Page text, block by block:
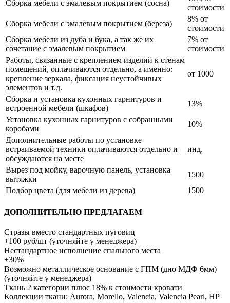
Сборка мебели с эмалевым покрытием (сосна)
стоимости
Сборка мебели с эмалевым покрытием (береза)
8% от
стоимости
Сборка мебели из дуба и бука, а так же их
сочетание с эмалевым покрытием
7% от
стоимости
Работы, связанные с креплением изделий к стенам
помещений, оплачиваются отдельно, а именно:
крепление зеркала, фиксация неустойчивых
элементов и т.д.
от 1000
Сборка и установка кухонных гарнитуров и
встроенной мебели (шкафов)
13%
Установка кухонных гарнитуров с собранными
коробами
10%
Дополнительные работы по установке
встраиваемой техники оплачиваются отдельно и
обсуждаются на месте
инд.
Вырез под мойку, варочную панель, установка
вытяжки
1500
Подбор цвета (для мебели из дерева)
1500
ДОПОЛНИТЕЛЬНО ПРЕДЛАГАЕМ
Стразы вместо стандартных пуговиц
+100 руб/шт (уточняйте у менеджера)
Нестандартное исполнение спального места
+30%
Возможно металлическое основание с ГПМ (дно МДФ 6мм)
(уточняйте у менеджера)
Ткань 2 категории плюс 18% к стоимости кровати
Коллекции ткани: Aurora, Morello, Valencia, Valencia Pearl, HP